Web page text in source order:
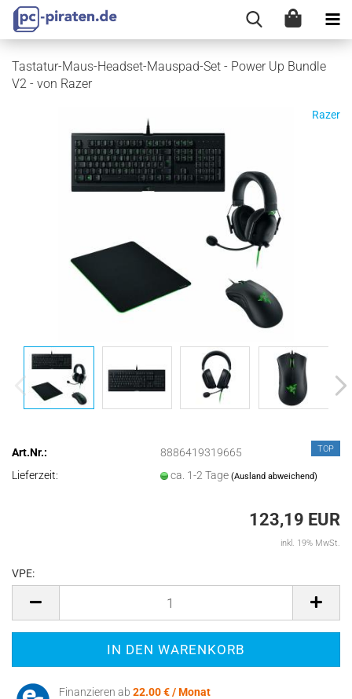
Tastatur-Maus-Headset-Mauspad-Set - Power Up Bundle
V2 - von Razer
Razer
TOP
Art.Nr.:
8886419319665
Lieferzeit:
ca. 1-2 Tage(Ausland abweichend)
123,19 EUR
inkl. 19% MwSt.
VPE:
Finanzieren ab 22.00 € / Monat